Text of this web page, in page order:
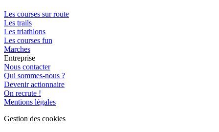
Les courses sur route
Les trails
Les triathlons
Les courses fun
Marches
Entreprise
Nous contacter
Qui sommes-nous ?
Devenir actionnaire
On recrute !
Mentions légales
Gestion des cookies